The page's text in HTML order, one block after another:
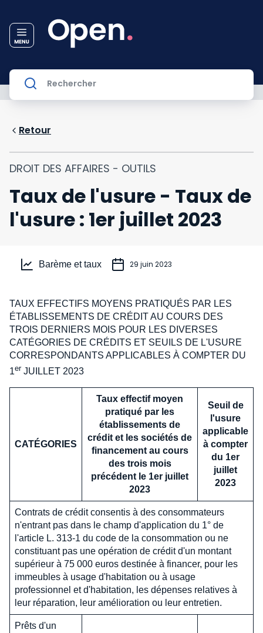
Retour
DROIT DES AFFAIRES - OUTILS
Taux de l'usure - Taux de
l'usure : 1er juillet 2023
Barème et taux 29 juin 2023
TAUX EFFECTIFS MOYENS PRATIQUÉS PAR LES
ÉTABLISSEMENTS DE CRÉDIT AU COURS DES
TROIS DERNIERS MOIS POUR LES DIVERSES
CATÉGORIES DE CRÉDITS ET SEUILS DE L'USURE
CORRESPONDANTS APPLICABLES À COMPTER DU
1er JUILLET 2023
CATÉGORIES
Taux effectif moyen
pratiqué par les
établissements de
crédit et les sociétés de
financement au cours
des trois mois
précédent le 1er juillet
2023
Seuil de
l'usure
applicable
à compter
du 1er
juillet
2023
Contrats de crédit consentis à des consommateurs
n'entrant pas dans le champ d'application du 1° de
l'article L. 313-1 du code de la consommation ou ne
constituant pas une opération de crédit d'un montant
supérieur à 75 000 euros destinée à financer, pour les
immeubles à usage d'habitation ou à usage
professionnel et d'habitation, les dépenses relatives à
leur réparation, leur amélioration ou leur entretien.
Prêts d'un